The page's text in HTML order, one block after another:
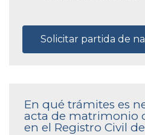
Solicitar partida de
En qué trámites es
acta de matrimonio
en el Registro Civil